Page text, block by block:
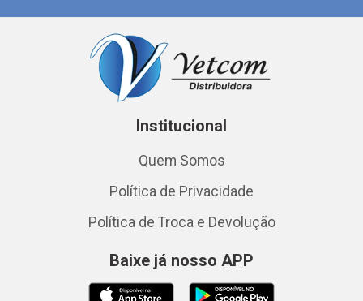
Institucional
Quem Somos
Política de Privacidade
Política de Troca e Devolução
Baixe já nosso APP